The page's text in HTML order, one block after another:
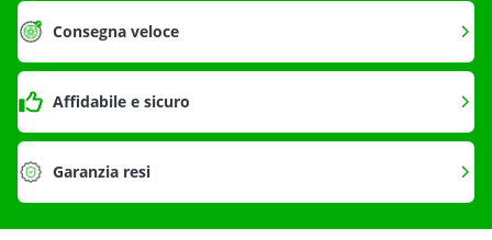
Consegna veloce
Affidabile e sicuro
Garanzia resi